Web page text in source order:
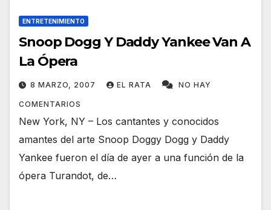
ENTRETENIMIENTO
Snoop Dogg Y Daddy Yankee Van A
La Ópera
8 MARZO, 2007 EL RATA NO HAY
COMENTARIOS
New York, NY – Los cantantes y conocidos
amantes del arte Snoop Doggy Dogg y Daddy
Yankee fueron el día de ayer a una función de la
ópera Turandot, de…